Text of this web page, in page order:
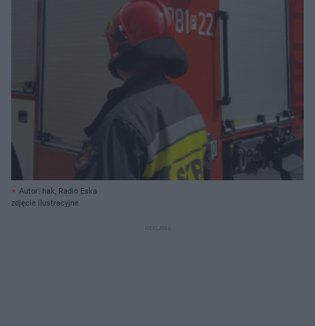
Autor: hak, Radio Eska
zdjęcie ilustracyjne